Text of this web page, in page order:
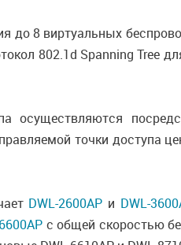
8 виртуальных
802.1d Spanning Tree
осуществляются
точки доступа
DWL-2600AP и DWL-
с общей скоростью